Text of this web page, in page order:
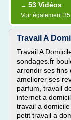
→ 53 Vidéos
Voir également
Travail A
Travail A
sondages.fr
arrondir ses fins
ameliorer ses
parfum, travail
internet a
travail a
petit travail a